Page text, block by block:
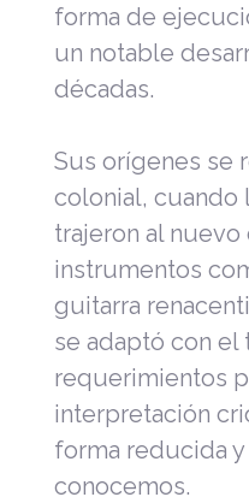
forma de
un notable
décadas.
Sus orígenes se
colonial, cuando
trajeron al
instrumentos
guitarra
se adaptó con el
requerimientos
interpretación
forma reducida
conocemos.